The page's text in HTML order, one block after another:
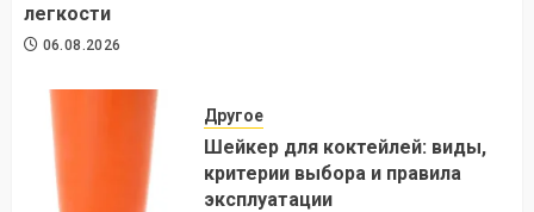
легкости
06.08.2026
Другое
Шейкер для коктейлей: виды,
критерии выбора и правила
эксплуатации